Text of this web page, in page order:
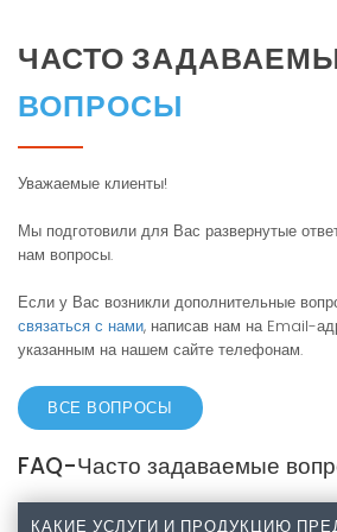
ЧАСТО
ВОПРОСЫ
Уважаемые клиенты!
Мы подготовили для Вас развернутые
нам вопросы.
Если у Вас возникли дополнительные
связаться с нами, написав нам на Email-
указанным на нашем сайте телефонам.
ВСЕ ВОПРОСЫ
FAQ-Часто задаваемые
КАКИЕ УСЛУГИ И ПРОДУКЦИЮ